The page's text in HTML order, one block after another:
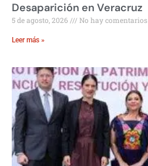
Desaparición en Veracruz
5 de agosto, 2026 No hay comentarios
Leer más »